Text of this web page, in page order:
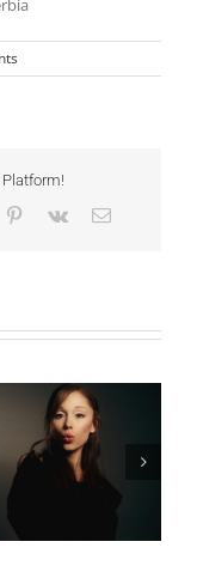
Platform!
Pinterest
Vk Email
Grande objavila
studijski album